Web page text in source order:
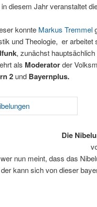
diesem Jahr veranstaltet
konnte Markus Tremmel
und Theologie, er arbeitet
, zunächst hauptsächlich
als Moderatorder
2 und Bayernplus.
Die
nun meint, dass das
kann sich von dieser